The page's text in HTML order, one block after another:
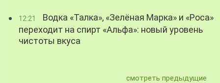
12:21
Водка «Талка», «Зелёная Марка» и «Роса»
переходит на спирт «Альфа»: новый уровень
чистоты вкуса
смотреть предыдущие